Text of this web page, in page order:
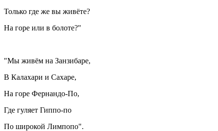
Только где же вы живёте?
На горе или в болоте?"
"Мы живём на Занзибаре,
В Калахари и Сахаре,
На горе Фернандо-По,
Где гуляет Гиппо-по
По широкой Лимпопо".